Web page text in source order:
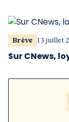
Brève 13 juillet
Sur CNews,